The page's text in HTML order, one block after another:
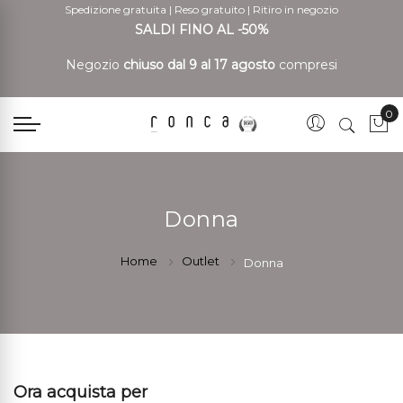
Spedizione gratuita | Reso gratuito | Ritiro in negozio
SALDI FINO AL -50%
Negozio chiuso dal 9 al 17 agosto compresi
0
Donna
Home Outlet Donna
Ora acquista per